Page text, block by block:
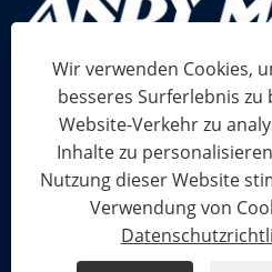
Copyright © 2024 Shandong Power
Wir verwenden Cookies,
besseres Surferlebnis zu
Website-Verkehr zu
Inhalte zu
Nutzung dieser Website
Verwendung von